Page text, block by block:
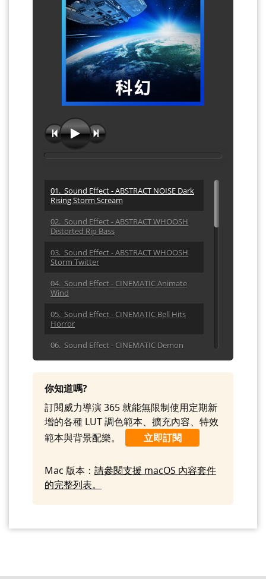
01. Sound Effect - ABSTRACT NOISE Dark
Rising Storm Scream
02. Sound Effect - ABSTRACT WHOOSH
Distorted Rip Bass
03. Sound Effect - ABSTRACT WHOOSH
Storm Twitter
04. Sound Effect - CINEMATIC Animate
Wind
05. Sound Effect - CINEMATIC Bell Hits
Horror
06. Sound Effect - CINEMATIC Demon
07. Sound Effect - CINEMATIC Flyby
Choir Transition
09. Sound Effect - CINEMATIC Metal
Horror Clang
Air
11. Sound Effect - CINEMATIC WHOOSH
Impact Soft Wobble Bass
你知道嗎?
訂閱威力導演 365 就能無限制使用定期新
增的各種 LUT 調色範本、擴充內容、特效
範本與背景配樂。
立即訂閱
Mac 版本： 請參閱支援 macOS 內容套件
的完整列表。